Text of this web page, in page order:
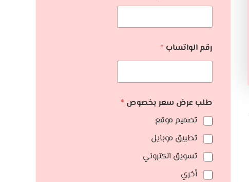
رقم الواتساب *
طلب عرض سعر بخصوص *
تصميم موقع
تطبيق موبايل
تسويق الكتروني
أخري